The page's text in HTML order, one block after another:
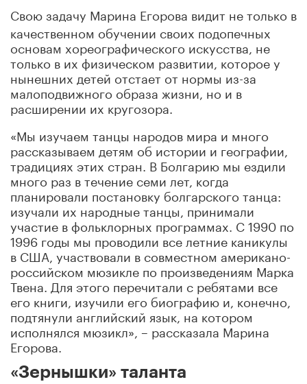
Свою задачу Марина Егорова видит не только в
качественном обучении своих подопечных
основам хореографического искусства, не
только в их физическом развитии, которое у
нынешних детей отстает от нормы из-за
малоподвижного образа жизни, но и в
расширении их кругозора.
«Мы изучаем танцы народов мира и много
рассказываем детям об истории и географии,
традициях этих стран. В Болгарию мы ездили
много раз в течение семи лет, когда
планировали постановку болгарского танца:
изучали их народные танцы, принимали
участие в фольклорных программах. С 1990 по
1996 годы мы проводили все летние каникулы
в США, участвовали в совместном американо-
российском мюзикле по произведениям Марка
Твена. Для этого перечитали с ребятами все
его книги, изучили его биографию и, конечно,
подтянули английский язык, на котором
исполнялся мюзикл», – рассказала Марина
Егорова.
«Зернышки» таланта